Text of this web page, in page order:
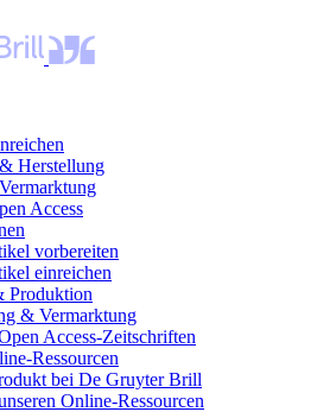
Herstellung
Access
vorbereiten
einreichen
Produktion
& Vermarktung
Access-Zeitschriften
Ressourcen
bei De Gruyter Brill
Online-Ressourcen